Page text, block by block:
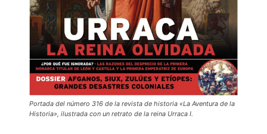
Portada del número 316 de la revista de historia «La Aventura de la
Historia», ilustrada con un retrato de la reina Urraca I.